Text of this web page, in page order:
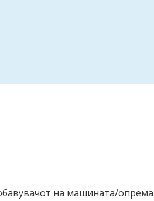
на машината/